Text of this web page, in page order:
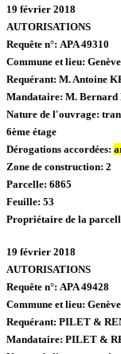
19 février 2018
AUTORISATIONS
Requête n°: APA 49310
Commune et lieu:
Requérant: M. Antoine
Mandataire: M. Bernard
Nature de l'ouvrage:
6ème étage
Dérogations accordées:
Zone de construction: 2
Parcelle: 6865
Feuille: 53
Propriétaire de la
19 février 2018
AUTORISATIONS
Requête n°: APA 49428
Commune et lieu:
Requérant: PILET &
Mandataire: PILET &